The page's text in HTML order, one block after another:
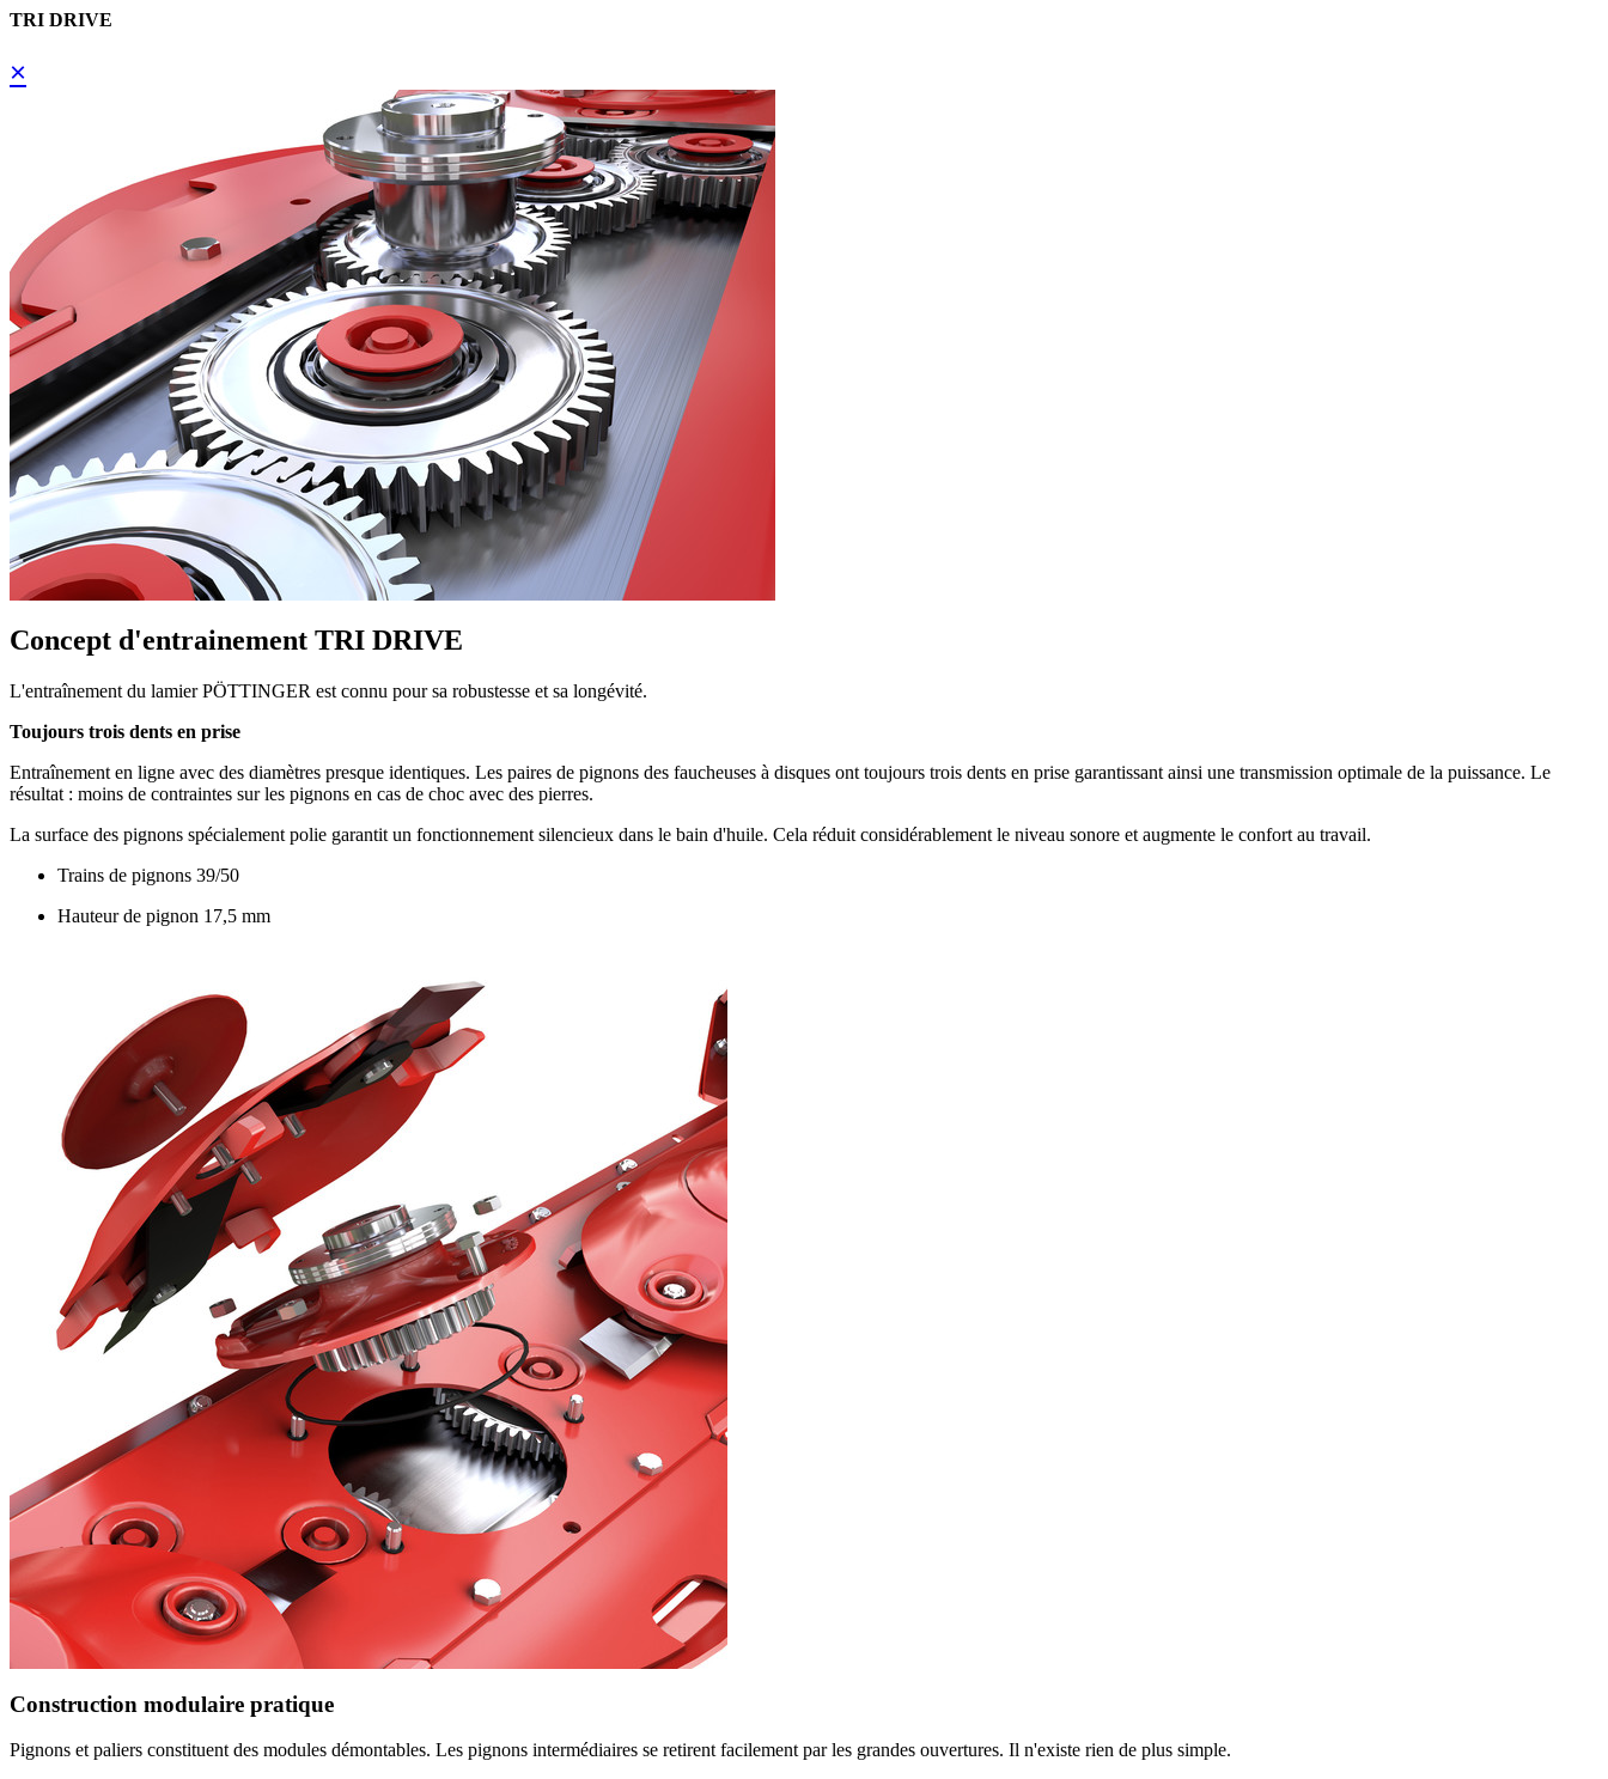
TRI DRIVE
×
Concept d'entrainement TRI DRIVE
L'entraînement du lamier PÖTTINGER est connu pour sa robustesse et sa longévité.
Toujours trois dents en prise
Entraînement en ligne avec des diamètres presque identiques. Les paires de pignons des faucheuses à disques ont toujours trois dents en prise garantissant ainsi une transmission optimale de la puissance. Le
résultat : moins de contraintes sur les pignons en cas de choc avec des pierres.
La surface des pignons spécialement polie garantit un fonctionnement silencieux dans le bain d'huile. Cela réduit considérablement le niveau sonore et augmente le confort au travail.
Trains de pignons 39/50
Hauteur de pignon 17,5 mm
Construction modulaire pratique
Pignons et paliers constituent des modules démontables. Les pignons intermédiaires se retirent facilement par les grandes ouvertures. Il n'existe rien de plus simple.